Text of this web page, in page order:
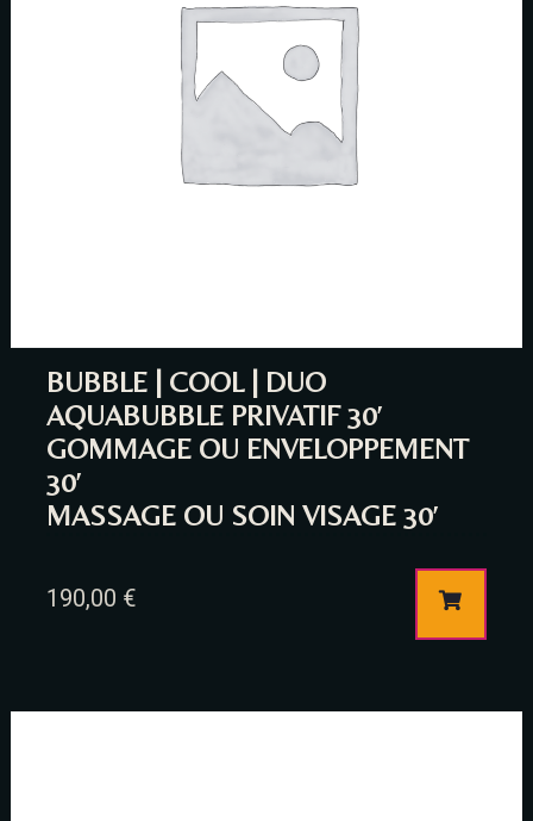
BUBBLE | COOL | DUO
AQUABUBBLE PRIVATIF 30′
GOMMAGE OU ENVELOPPEMENT
30′
MASSAGE OU SOIN VISAGE 30′
190,00 €